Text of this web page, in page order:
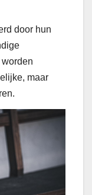
door hun
maar